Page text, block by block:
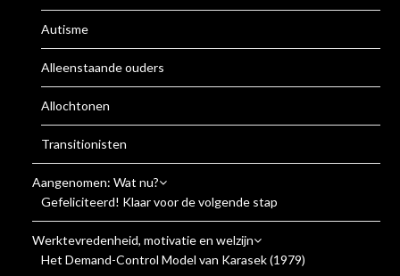
Autisme
Alleenstaande ouders
Allochtonen
Transitionisten
Aangenomen: Wat nu?
Gefeliciteerd! Klaar voor de volgende stap
Werktevredenheid, motivatie en welzijn
Het Demand-Control Model van Karasek (1979)